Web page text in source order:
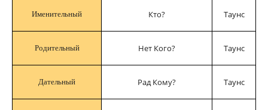
Именительный Кто? Таунс
Родительный Нет Кого? Таунс
Дательный Рад Кому? Таунс